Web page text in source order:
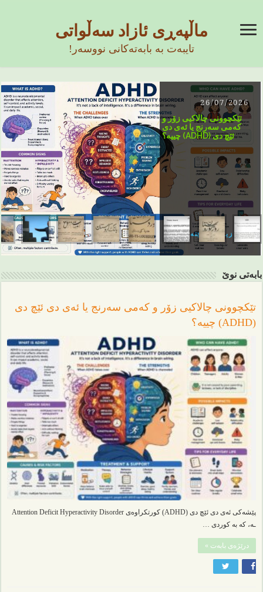
ماڵپەڕی ئازاد سەڵواتی
تایبەت بە بابەتەکانی نووسەر!
زیاتر بخوێنەوە ...
تێکچوونی چالاکیی زۆر و
کەمی سەرنج یا ئەی دی
ئێچ دی (ADHD) چییە؟
26/07/2026
بابەتی نوێ
تێکچوونی چالاکیی زۆر و کەمی سەرنج یا ئەی دی ئێچ دی
(ADHD) چییە؟
پێشەکی ئەی دی ئێچ دی (ADHD) کورتکراوەی Attention Deficit Hyperactivity Disorder
ـە، کە بە کوردی …
درێژەی بابەت »